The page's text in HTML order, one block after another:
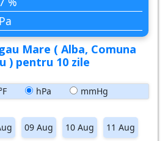
Mare ( Alba, Comuna
) pentru 10 zile
hPa mmHg
09 Aug 10 Aug 11 Aug